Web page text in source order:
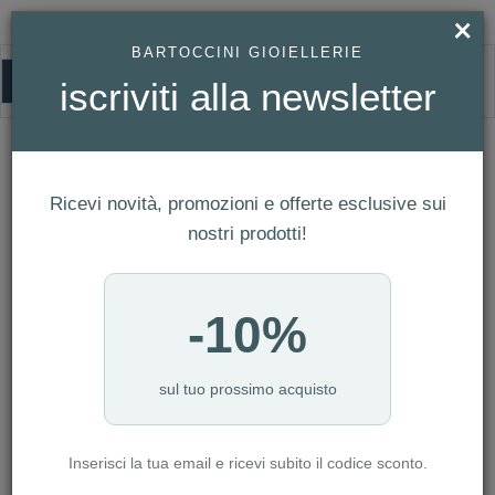
HOMEPAGE BRACCIALE MICHAEL KORS REF. MKC1107AN710
Bracciale Michael Kors Ref.
MKC1107AN710
×
BARTOCCINI GIOIELLERIE
iscriviti alla newsletter
Ricevi novità, promozioni e offerte esclusive sui
nostri prodotti!
-10%
sul tuo prossimo acquisto
Inserisci la tua email e ricevi subito il codice sconto.